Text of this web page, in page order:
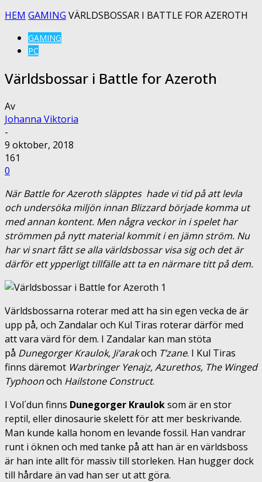
HEM GAMING VÄRLDSBOSSAR I BATTLE FOR AZEROTH
GAMING
PC
Världsbossar i Battle for Azeroth
Av
Johanna Viktoria
-
9 oktober, 2018
161
0
När Battle for Azeroth släpptes hade vi tid på att levla
och undersöka miljön innan Blizzard började komma ut
med annan kontent. Men några veckor in i spelet har
strömmen på nytt material kommit i en jämn ström. Nu
har vi snart fått se alla världsbossar visa sig och det är
därför ett ypperligt tillfälle att ta en närmare titt på dem.
Världsbossarna roterar med att ha sin egen vecka de är
upp på, och Zandalar och Kul Tiras roterar därför med
att vara värd för dem. I Zandalar kan man stöta
på Dunegorger Kraulok, Ji’arakoch T’zane. I Kul Tiras
finns däremot Warbringer Yenajz, Azurethos, The Winged
Typhoonoch Hailstone Construct.
I Vol´dun finns Dunegorger Krauloksom är en stor
reptil, eller dinosaurie skelett för att mer beskrivande.
Man kunde kalla honom en levande fossil. Han vandrar
runt i öknen och med tanke på att han är en världsboss
är han inte allt för massiv till storleken. Han hugger dock
till hårdare än vad han ser ut att göra.